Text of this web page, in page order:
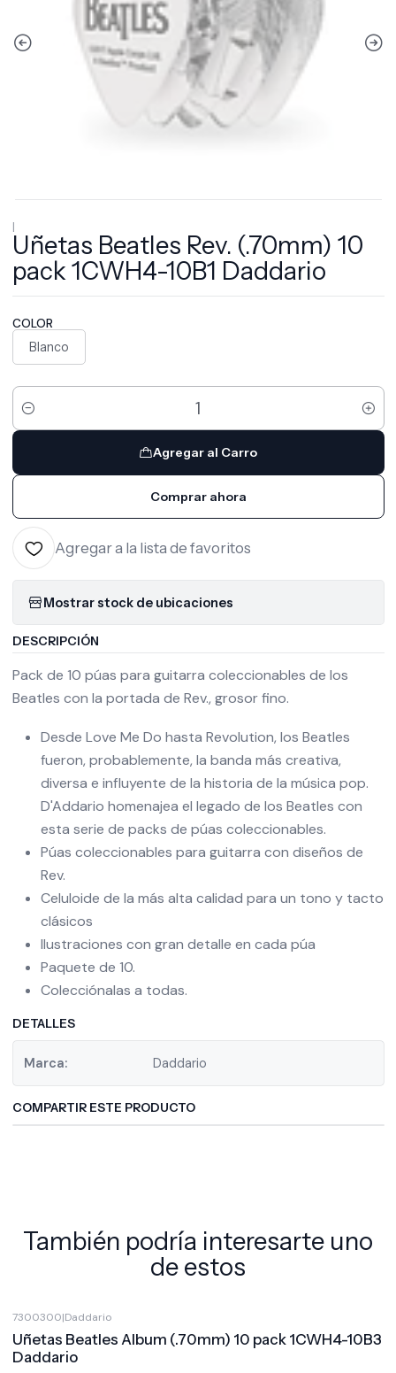
|
Uñetas Beatles Rev. (.70mm) 10
pack 1CWH4-10B1 Daddario
COLOR
Blanco
Cantidad
Agregar al Carro
Comprar ahora
Agregar a la lista de favoritos
Mostrar stock de ubicaciones
DESCRIPCIÓN
Pack de 10 púas para guitarra coleccionables de los
Beatles con la portada de Rev., grosor fino.
Desde Love Me Do hasta Revolution, los Beatles
fueron, probablemente, la banda más creativa,
diversa e influyente de la historia de la música pop.
D'Addario homenajea el legado de los Beatles con
esta serie de packs de púas coleccionables.
Púas coleccionables para guitarra con diseños de
Rev.
Celuloide de la más alta calidad para un tono y tacto
clásicos
Ilustraciones con gran detalle en cada púa
Paquete de 10.
Colecciónalas a todas.
DETALLES
Marca: Daddario
COMPARTIR ESTE PRODUCTO
También podría interesarte uno
de estos
7300300|Daddario
Uñetas Beatles Album (.70mm) 10 pack 1CWH4-10B3
Daddario